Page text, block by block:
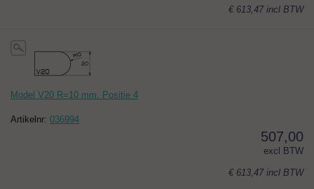
€ 613,47 incl BTW
Model V20 R=10 mm. Positie 4
Artikelnr: 036994
507,00
excl BTW
€ 613,47 incl BTW